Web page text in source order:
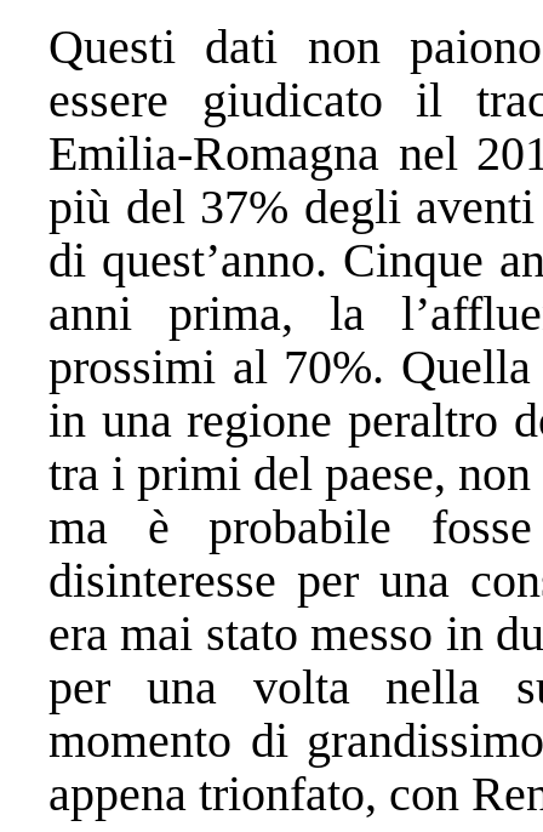
Questi dati non
essere giudicato il
Emilia-Romagna nel
più del 37% degli
di quest’anno. Cinque
anni prima, la
prossimi al 70%.
in una regione peraltro
tra i primi del paese,
ma è probabile
disinteresse per una
era mai stato messo in
per una volta nella
momento di
appena trionfato, con